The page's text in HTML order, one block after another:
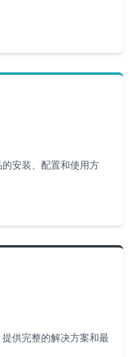
安装、配置和使用方
供完整的解决方案和最